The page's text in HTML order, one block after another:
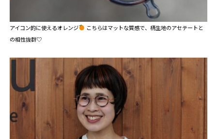
アイコン的に使えるオレンジ
⁡ こちらはマットな質感で、柄生地のアセテートと
の相性抜群♡